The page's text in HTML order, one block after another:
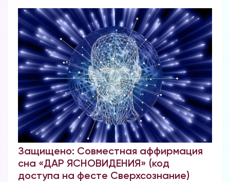
Защищено: Совместная аффирмация
сна «ДАР ЯСНОВИДЕНИЯ» (код
доступа на фесте Сверхсознание)